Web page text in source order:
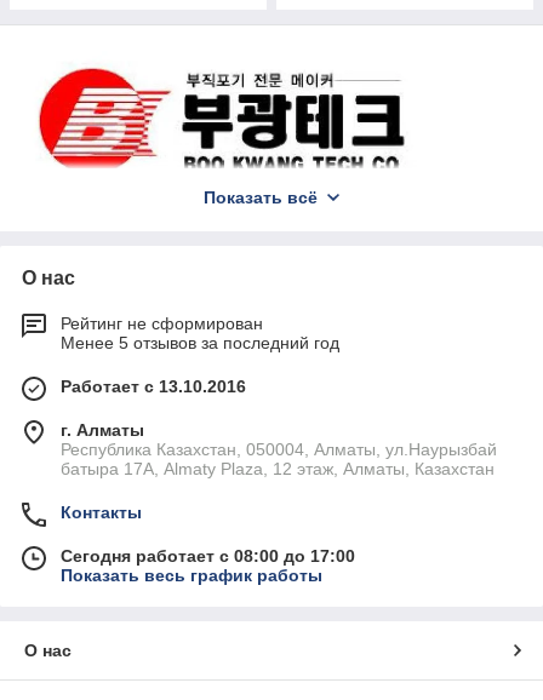
Показать всё
О нас
Рейтинг не сформирован
Менее 5 отзывов за последний год
Работает с 13.10.2016
г. Алматы
Республика Казахстан, 050004, Алматы, ул.Наурызбай
батыра 17А, Almaty Plaza, 12 этаж, Алматы, Казахстан
Контакты
Сегодня работает с 08:00 до 17:00
Показать весь график работы
О нас